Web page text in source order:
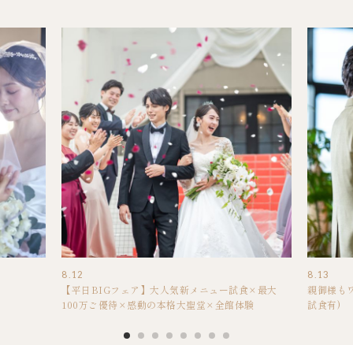
8.12
【平日BIGフェア】大人気新メニュー試食×最大
100万ご優待×感動の本格大聖堂×全館体験
8.13
親御様も
試食有)